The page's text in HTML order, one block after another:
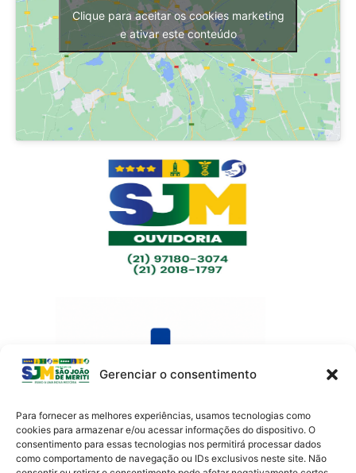
Gerenciar o consentimento
Para fornecer as melhores experiências, usamos tecnologias como
cookies para armazenar e/ou acessar informações do dispositivo. O
consentimento para essas tecnologias nos permitirá processar dados
como comportamento de navegação ou IDs exclusivos neste site. Não
Clique para aceitar os cookies marketing
e ativar este conteúdo
Av. Presidente Lincoln, 899 – Jardim Meriti